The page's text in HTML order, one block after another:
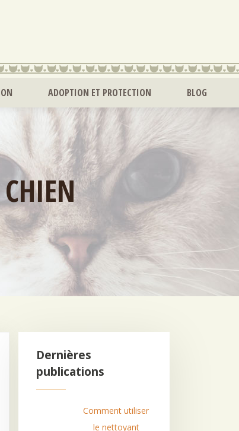
ADOPTION ET PROTECTION BLOG
Dernières
publications
Comment utiliser
le nettoyant